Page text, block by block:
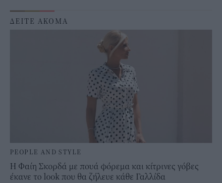
ΔΕΙΤΕ ΑΚΟΜΑ
PEOPLE AND STYLE
Η Φαίη Σκορδά με πουά φόρεμα και κίτρινες γόβες
έκανε το look που θα ζήλευε κάθε Γαλλίδα